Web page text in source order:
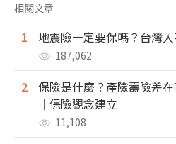
相關文章
1 地震險一定要保嗎？台灣人
187,062
2
保險是什麼？產險壽險差
｜保險觀念建立
11,108